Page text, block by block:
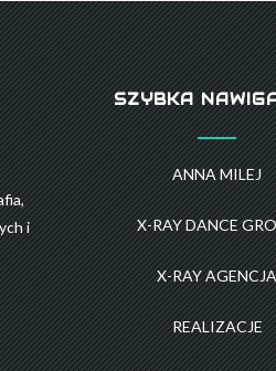
i
SZYBKA
ANNA MILEJ
X-RAY DANCE
X-RAY
REALIZACJE